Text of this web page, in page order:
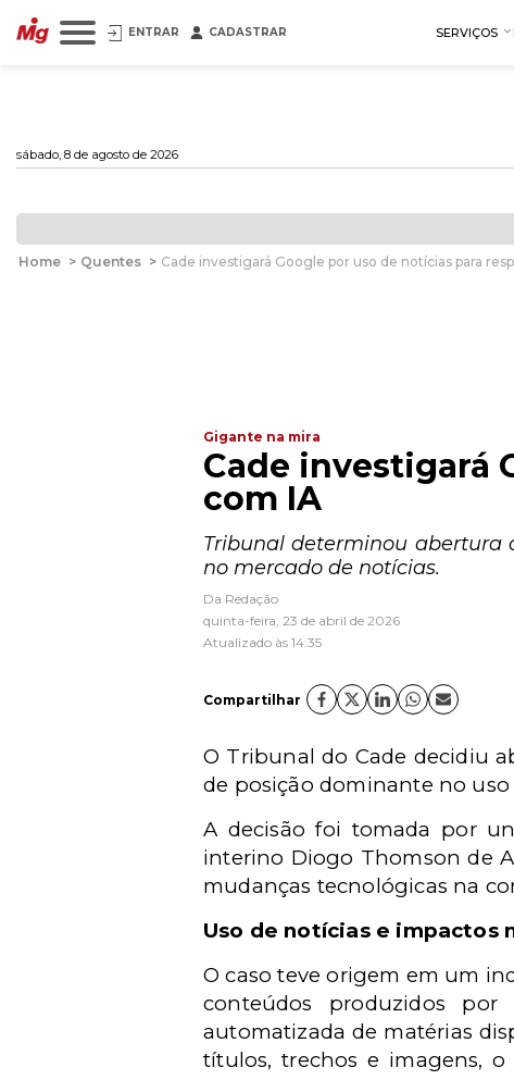
ENTRAR CADASTRAR SERVIÇOS
sábado, 8 de agosto de 2026
Home > Quentes > Cade investigará Google por uso de notícias para
Gigante na mira
Cade investigará
com IA
Tribunal determinou abertura
no mercado de notícias.
Da Redação
quinta-feira, 23 de abril de 2026
Atualizado às 14:35
Compartilhar
O Tribunal do Cade decidiu
de posição dominante no
A decisão foi tomada por
interino Diogo Thomson de
mudanças tecnológicas na
Uso de notícias e impactos
O caso teve origem em um
conteúdos produzidos
automatizada de matérias
títulos, trechos e imagens,